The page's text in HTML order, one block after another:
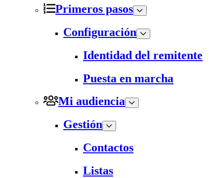
Primeros pasos
Configuración
Identidad del remitente
Puesta en marcha
Mi audiencia
Gestión
Contactos
Listas